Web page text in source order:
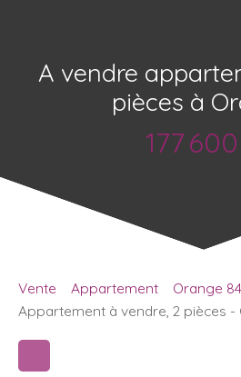
A vendre
pièces à
177 600
Vente Appartement
Orange
Appartement à vendre, 2 pièces -